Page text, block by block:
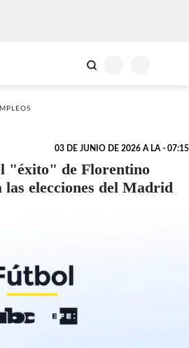
03 DE JUNIO DE 2026 A LA - 07:15
"éxito" de Florentino
las elecciones del Madrid